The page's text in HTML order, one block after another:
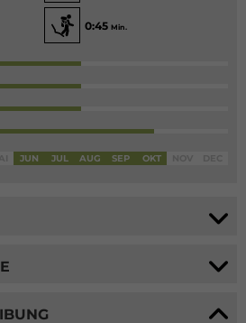
0:45 Min.
JUN JUL AUG SEP OKT